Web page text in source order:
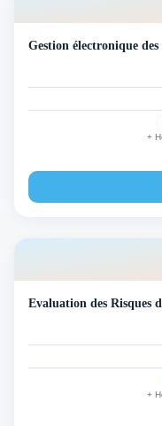
Gestion électronique
+
Evaluation des Risques
+